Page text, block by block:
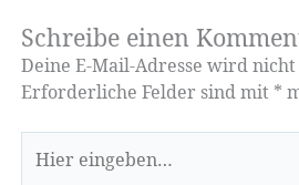
Schreibe einen
Deine E-Mail-Adresse wird
Erforderliche Felder sind mit *
eingeben…